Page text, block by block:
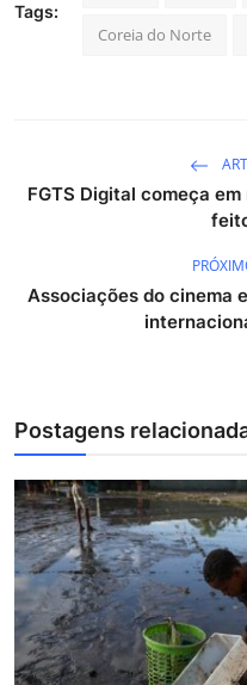
Tags:
Coreia do Norte
FGTS Digital começa
Associações do cinema
Postagens